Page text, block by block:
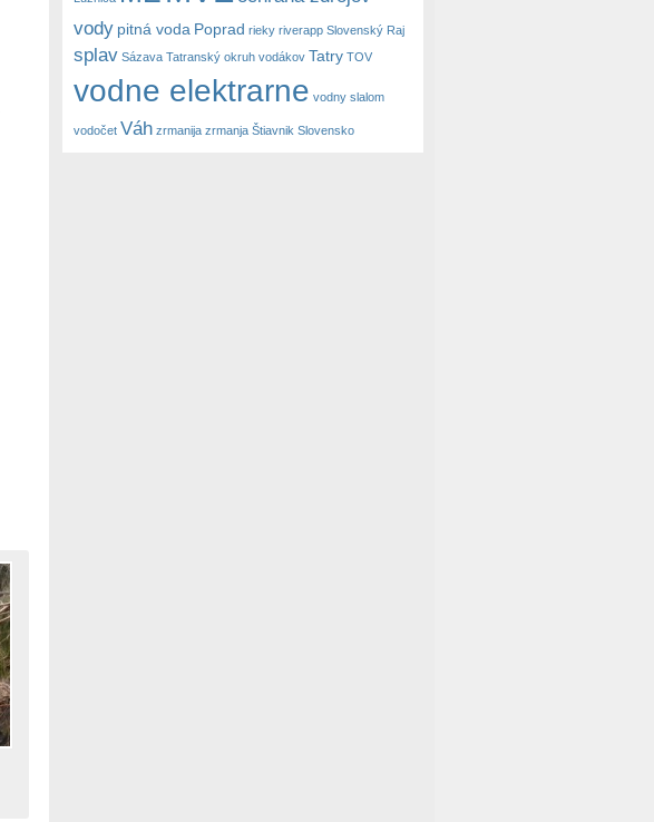
vody pitná voda Poprad rieky riverapp Slovenský Raj
splav Sázava Tatranský okruh vodákov Tatry TOV
vodne elektrarne vodny slalom
vodočet Váh zrmanija zrmanja Štiavnik Slovensko